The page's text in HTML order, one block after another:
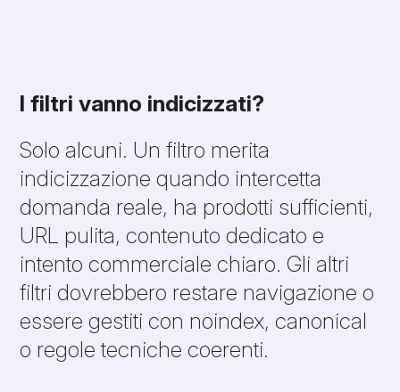
I filtri vanno indicizzati?
Solo alcuni. Un filtro merita
indicizzazione quando intercetta
domanda reale, ha prodotti sufficienti,
URL pulita, contenuto dedicato e
intento commerciale chiaro. Gli altri
filtri dovrebbero restare navigazione o
essere gestiti con noindex, canonical
o regole tecniche coerenti.